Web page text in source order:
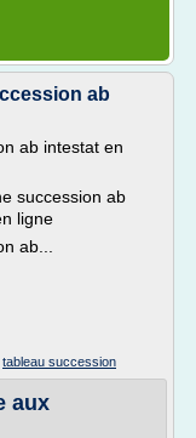
ab
ab intestat en
succession ab
ligne
ab...
tableau succession
aux